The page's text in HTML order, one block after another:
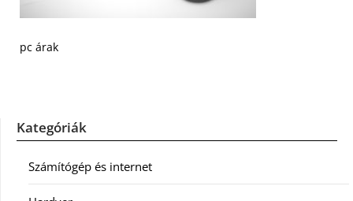
pc árak
Kategóriák
Számítógép és internet